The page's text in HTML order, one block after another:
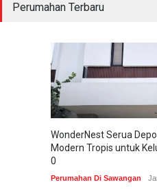
Perumahan Terbaru
WonderNest Serua
Modern Tropis untuk
0
Perumahan Di Sawangan